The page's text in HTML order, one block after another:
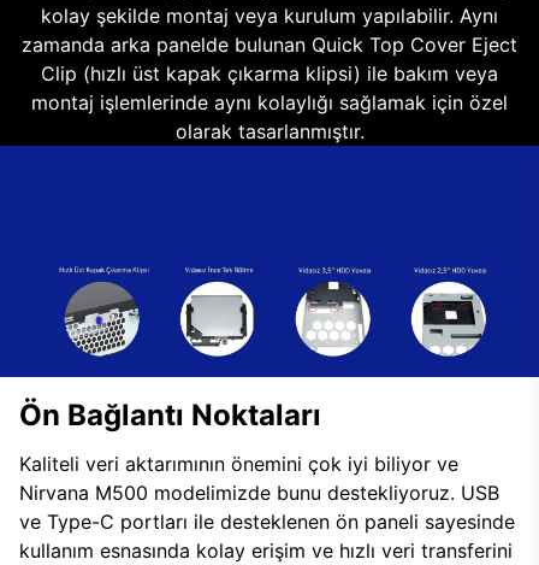
kolay şekilde montaj veya kurulum yapılabilir. Aynı
zamanda arka panelde bulunan Quick Top Cover Eject
Clip (hızlı üst kapak çıkarma klipsi) ile bakım veya
montaj işlemlerinde aynı kolaylığı sağlamak için özel
olarak tasarlanmıştır.
Ön Bağlantı Noktaları
Kaliteli veri aktarımının önemini çok iyi biliyor ve
Nirvana M500 modelimizde bunu destekliyoruz. USB
ve Type-C portları ile desteklenen ön paneli sayesinde
kullanım esnasında kolay erişim ve hızlı veri transferini